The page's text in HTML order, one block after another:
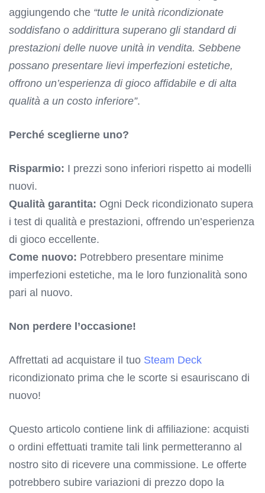
aggiungendo che “tutte le unità ricondizionate
soddisfano o addirittura superano gli standard di
prestazioni delle nuove unità in vendita. Sebbene
possano presentare lievi imperfezioni estetiche,
offrono un’esperienza di gioco affidabile e di alta
qualità a un costo inferiore”.
Perché sceglierne uno?
Risparmio: I prezzi sono inferiori rispetto ai modelli
nuovi.
Qualità garantita: Ogni Deck ricondizionato supera
i test di qualità e prestazioni, offrendo un’esperienza
di gioco eccellente.
Come nuovo: Potrebbero presentare minime
imperfezioni estetiche, ma le loro funzionalità sono
pari al nuovo.
Non perdere l’occasione!
Affrettati ad acquistare il tuo Steam Deck
ricondizionato prima che le scorte si esauriscano di
nuovo!
Questo articolo contiene link di affiliazione: acquisti
o ordini effettuati tramite tali link permetteranno al
nostro sito di ricevere una commissione. Le offerte
potrebbero subire variazioni di prezzo dopo la